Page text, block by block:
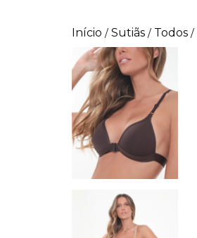
Início / Sutiãs / Todos /